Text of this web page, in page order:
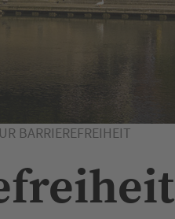
BARRIEREFREIHEIT